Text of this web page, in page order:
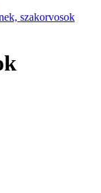
szakorvosok